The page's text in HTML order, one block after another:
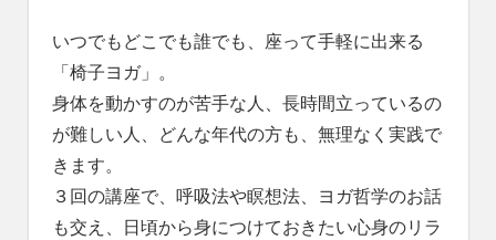
し
く
生
き
ら
れ
る
社
いつでもどこでも誰でも、座って手軽に出来る
「椅子ヨガ」。
身体を動かすのが苦手な人、長時間立っているの
が難しい人、どんな年代の方も、無理なく実践で
きます。
３回の講座で、呼吸法や瞑想法、ヨガ哲学のお話
も交え、日頃から身につけておきたい心身のリラ